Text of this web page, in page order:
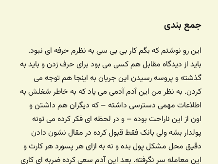
جمع بندی
این رو نوشتم که بگم کار بی بی سی به نظرم حرفه ای نبود.
باید از دیدگاه مقابل هم کسی می بود برای حرف زدن و باید به
گذشته و پروسه رسیدن این جریان به اینجا هم توجه می
کردن. به نظر من این آدم آدمی می یاد که به خاطر شغلش به
اطلاعات مهمی دسترسی داشته – که دیگران هم داشتن و
اون از این ناراحت بوده – و در لحظه ای فکر کرده می تونه
پولدار بشه ولی بانک فقط قبول کرده در مقال نشون دادن
دقیق محل مشکل پول بده و نه به ازای هر پسورد هر کارت و
این معامله سر نگرفته. بعد این آدم سعی کرده ضربه ای کاری